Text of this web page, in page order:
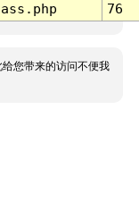
76
您带来的访问不便我